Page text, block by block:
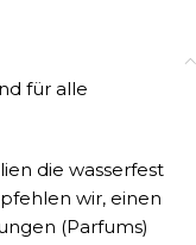
für alle
die wasserfest
wir, einen
(Parfums)